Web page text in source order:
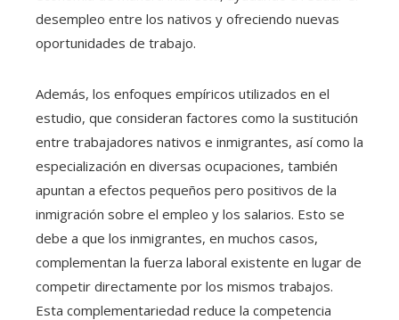
desempleo entre los nativos y ofreciendo nuevas
oportunidades de trabajo.
Además, los enfoques empíricos utilizados en el
estudio, que consideran factores como la sustitución
entre trabajadores nativos e inmigrantes, así como la
especialización en diversas ocupaciones, también
apuntan a efectos pequeños pero positivos de la
inmigración sobre el empleo y los salarios. Esto se
debe a que los inmigrantes, en muchos casos,
complementan la fuerza laboral existente en lugar de
competir directamente por los mismos trabajos.
Esta complementariedad reduce la competencia